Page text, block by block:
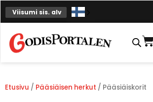
Siirry
sisältöön
Viisumi sis. alv
Etusivu / Pääsiäisen herkut / Pääsiäiskorit